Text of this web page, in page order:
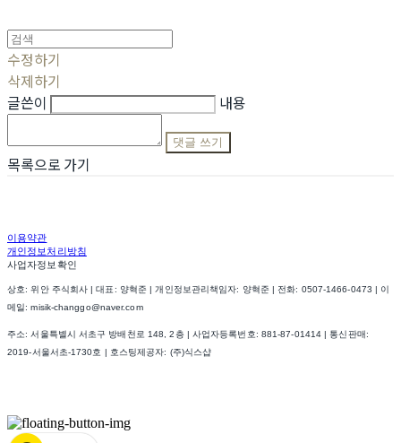
수정하기
삭제하기
글쓴이
내용
댓글 쓰기
목록으로 가기
이용약관
개인정보처리방침
사업자정보확인
상호: 위안 주식회사 | 대표: 양혁준 | 개인정보관리책임자: 양혁준 | 전화: 0507-1466-0473 | 이
메일: misik-changgo@naver.com
주소: 서울특별시 서초구 방배천로 148, 2층 | 사업자등록번호: 881-87-01414 | 통신판매:
2019-서울서초-1730호
| 호스팅제공자: (주)식스샵